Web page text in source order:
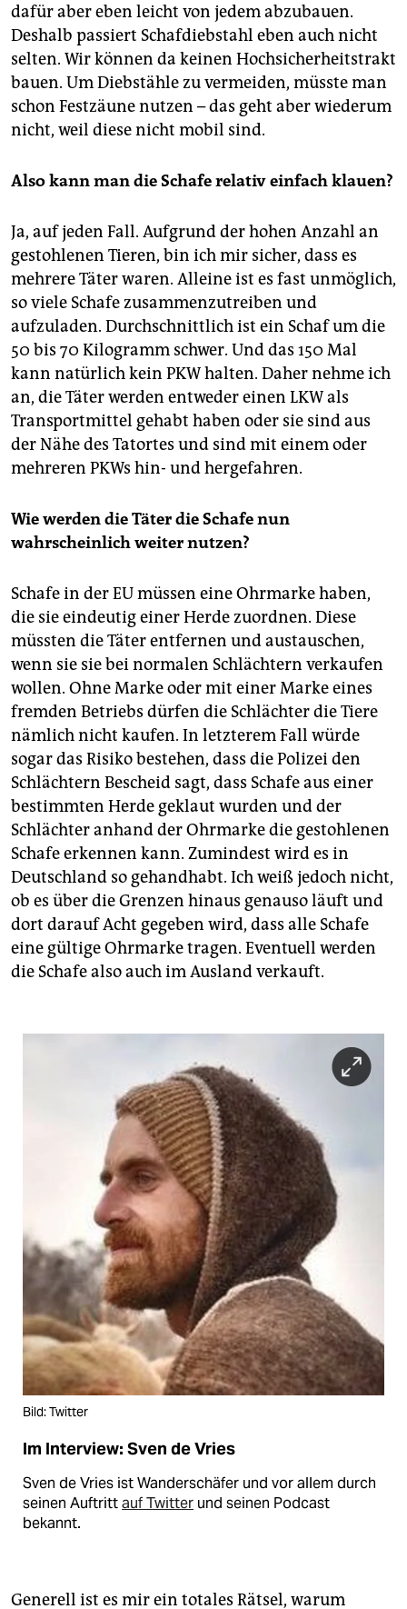
dafür aber eben leicht von jedem abzubauen.
Deshalb passiert Schafdiebstahl eben auch nicht
selten. Wir können da keinen Hochsicherheitstrakt
bauen. Um Diebstähle zu vermeiden, müsste man
schon Festzäune nutzen – das geht aber wiederum
nicht, weil diese nicht mobil sind.
Also kann man die Schafe relativ einfach klauen?
Ja, auf jeden Fall. Aufgrund der hohen Anzahl an
gestohlenen Tieren, bin ich mir sicher, dass es
mehrere Täter waren. Alleine ist es fast unmöglich,
so viele Schafe zusammenzutreiben und
aufzuladen. Durchschnittlich ist ein Schaf um die
50 bis 70 Kilogramm schwer. Und das 150 Mal
kann natürlich kein PKW halten. Daher nehme ich
an, die Täter werden entweder einen LKW als
Transportmittel gehabt haben oder sie sind aus
der Nähe des Tatortes und sind mit einem oder
mehreren PKWs hin- und hergefahren.
Wie werden die Täter die Schafe nun
wahrscheinlich weiter nutzen?
Schafe in der EU müssen eine Ohrmarke haben,
die sie eindeutig einer Herde zuordnen. Diese
müssten die Täter entfernen und austauschen,
wenn sie sie bei normalen Schlächtern verkaufen
wollen. Ohne Marke oder mit einer Marke eines
fremden Betriebs dürfen die Schlächter die Tiere
nämlich nicht kaufen. In letzterem Fall würde
sogar das Risiko bestehen, dass die Polizei den
Schlächtern Bescheid sagt, dass Schafe aus einer
bestimmten Herde geklaut wurden und der
Schlächter anhand der Ohrmarke die gestohlenen
Schafe erkennen kann. Zumindest wird es in
Deutschland so gehandhabt. Ich weiß jedoch nicht,
ob es über die Grenzen hinaus genauso läuft und
dort darauf Acht gegeben wird, dass alle Schafe
eine gültige Ohrmarke tragen. Eventuell werden
die Schafe also auch im Ausland verkauft.
Bild: Twitter
Im Interview: Sven de Vries
Sven de Vries ist Wanderschäfer und vor allem durch
seinen Auftrittauf Twitter und seinen Podcast
bekannt.
Generell ist es mir ein totales Rätsel, warum